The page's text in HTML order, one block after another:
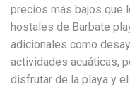
precios más bajos que
hostales de Barbate
adicionales como
actividades acuáticas,
disfrutar de la playa y